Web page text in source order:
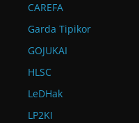
CAREFA
Garda Tipikor
GOJUKAI
HLSC
LeDHak
LP2KI